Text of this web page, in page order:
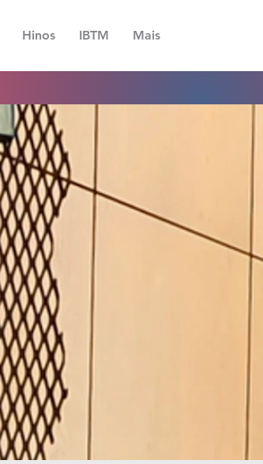
Hinos IBTM Mais